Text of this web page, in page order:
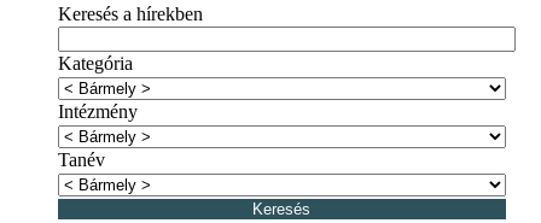
Keresés a hírekben
Kategória
Intézmény
Tanév